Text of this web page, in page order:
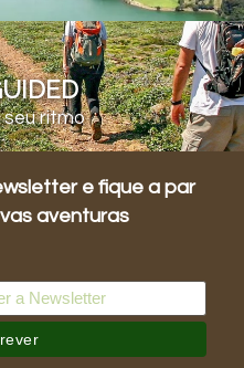
seu ritmo
e fique a par
aventuras